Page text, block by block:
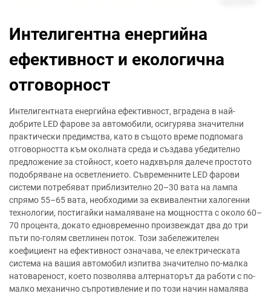
Интелигентна енергийна
ефективност и екологична
отговорност
Интелигентната енергийна ефективност, вградена в най-
добрите LED фарове за автомобили, осигурява значителни
практически предимства, като в същото време подпомага
отговорността към околната среда и създава убедително
предложение за стойност, което надхвърля далече простото
подобряване на осветлението. Съвременните LED фарови
системи потребяват приблизително 20–30 вата на лампа
спрямо 55–65 вата, необходими за еквивалентни халогенни
технологии, постигайки намаляване на мощността с около 60–
70 процента, докато едновременно произвеждат два до три
пъти по-голям светлинен поток. Този забележителен
коефициент на ефективност означава, че електрическата
система на вашия автомобил изпитва значително по-малка
натовареност, което позволява алтернаторът да работи с по-
малко механично съпротивление и по този начин намалява